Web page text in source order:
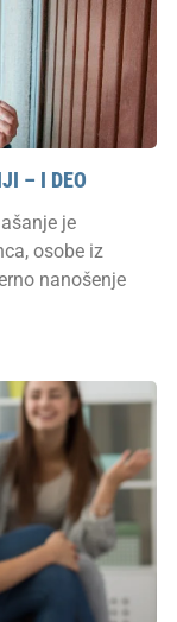
– I DEO
je
osobe iz
nanošenje